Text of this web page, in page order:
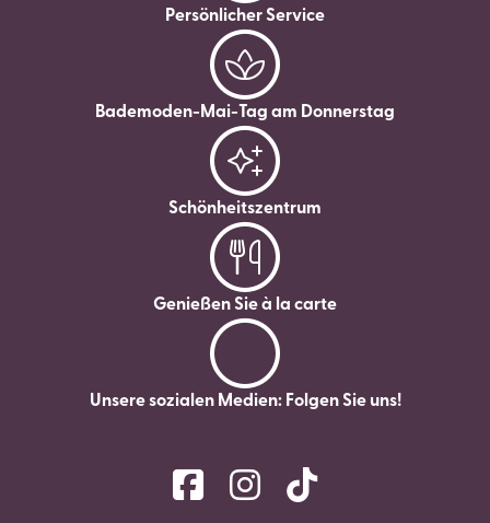
Persönlicher Service
Bademoden-Mai-Tag am Donnerstag
Schönheitszentrum
Genießen Sie à la carte
Unsere sozialen Medien: Folgen Sie uns!